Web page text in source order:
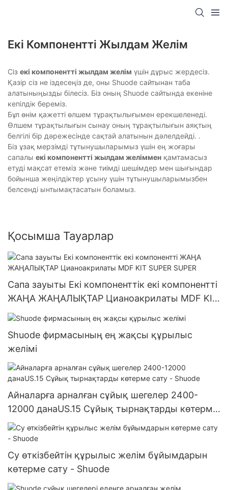
Екі Компонентті Жылдам Желім
Сіз екі компонентті жылдам желім үшін дұрыс жердесіз.
Қазір сіз не іздесеңіз де, оны Shuode сайтынан таба
алатыныңызды білесіз. Біз оның Shuode сайтында екеніне
кепілдік береміз.
Бұл өнім қажетті өлшем тұрақтылығымен ерекшеленеді.
Өлшем тұрақтылығын сынау оның тұрақтылығын аяқтың
белгілі бір дәрежесінде сақтай алатынын дәлелдейді. .
Біз ұзақ мерзімді тұтынушыларымыз үшін ең жоғары
сапалы екі компонентті жылдам желіммен қамтамасыз
етуді мақсат етеміз және тиімді шешімдер мен шығындар
бойынша жеңілдіктер ұсыну үшін тұтынушыларымызбен
белсенді ынтымақтасатын боламыз.
Қосымша Тауарлар
Сапа зауыты Екі компоненттік екі компонентті
ЖАҢА ЖАҢАЛЫҚТАР Цианоакрилаты MDF KIT
SUPER SUPER
Shuode фирмасының ең жақсы құрылыс
желімі
Айналарға арналған сұйық шегелер 2400-
12000 данаUS.15 Сұйық тырнақтарды көтерме
сату - Shuode
Су өткізбейтін құрылыс желім бұйымдарын
көтерме сату - Shuode